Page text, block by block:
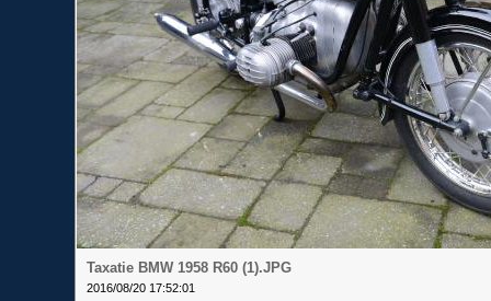
Taxatie BMW 1958 R60 (1).JPG
2016/08/20 17:52:01